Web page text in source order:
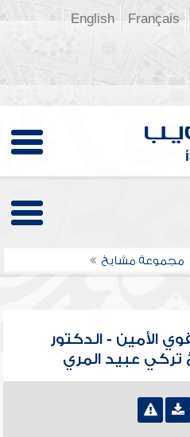
Français
English
مجموعة مشايخ
الأمين - الدكتور
تركي عبيد المري